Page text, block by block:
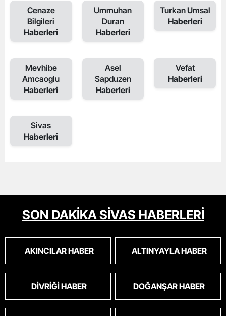
Cenaze
Bilgileri
Haberleri
Ummuhan
Duran
Haberleri
Turkan Umsal
Haberleri
Mevhibe
Amcaoglu
Haberleri
Asel
Sapduzen
Haberleri
Vefat
Haberleri
Sivas
Haberleri
SON DAKİKA SİVAS HABERLERİ
AKINCILAR HABER ALTINYAYLA HABER
DIVRIĞI HABER DOĞANŞAR HABER